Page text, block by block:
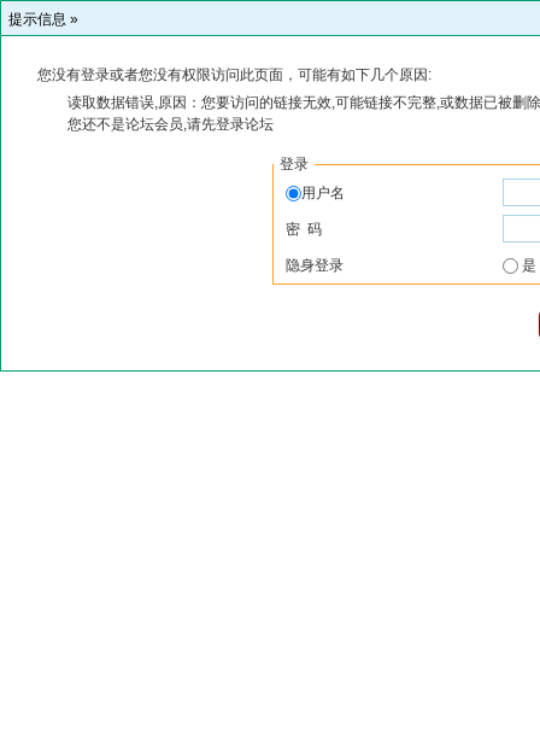
提示信息 »
您没有登录或者您没有权限访问此页面，可能有如下几个原因:
读取数据错误,原因：您要访问的链接无效,可能链接不完整,或数据已被删
您还不是论坛会员,请先登录论坛
登录
用户名
密 码
隐身登录